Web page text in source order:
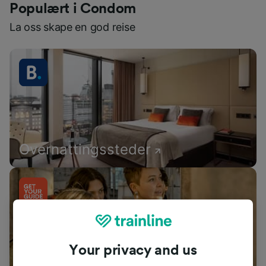
Populært i Condom
La oss skape en god reise
Overnattingssteder
Your privacy and us